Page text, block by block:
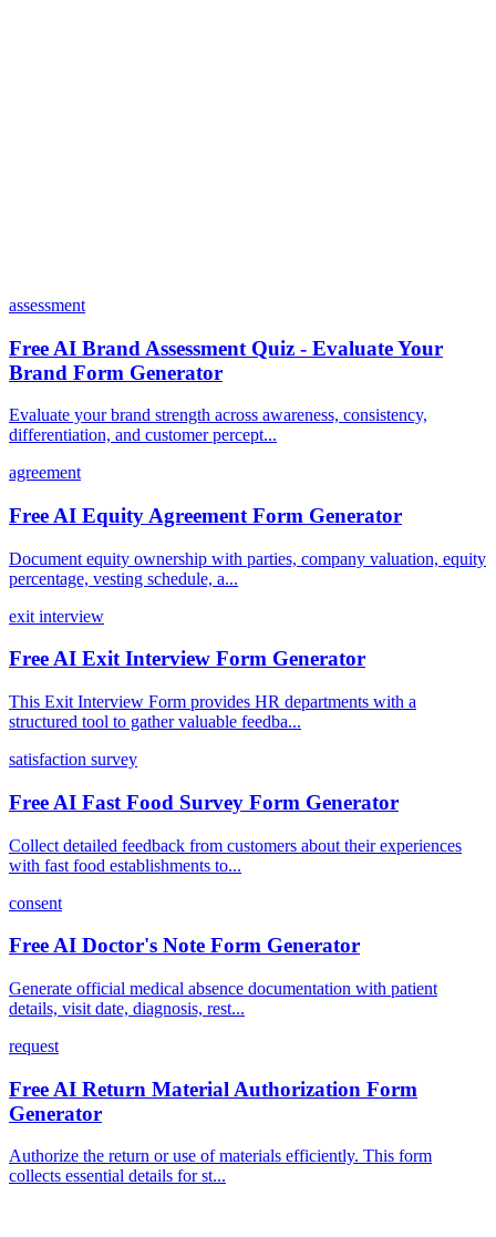
assessment
Free AI Brand Assessment Quiz - Evaluate Your
Brand Form Generator
Evaluate your brand strength across awareness, consistency,
differentiation, and customer percept...
agreement
Free AI Equity Agreement Form Generator
Document equity ownership with parties, company valuation, equity
percentage, vesting schedule, a...
exit interview
Free AI Exit Interview Form Generator
This Exit Interview Form provides HR departments with a
structured tool to gather valuable feedba...
satisfaction survey
Free AI Fast Food Survey Form Generator
Collect detailed feedback from customers about their experiences
with fast food establishments to...
consent
Free AI Doctor's Note Form Generator
Generate official medical absence documentation with patient
details, visit date, diagnosis, rest...
request
Free AI Return Material Authorization Form
Generator
Authorize the return or use of materials efficiently. This form
collects essential details for st...